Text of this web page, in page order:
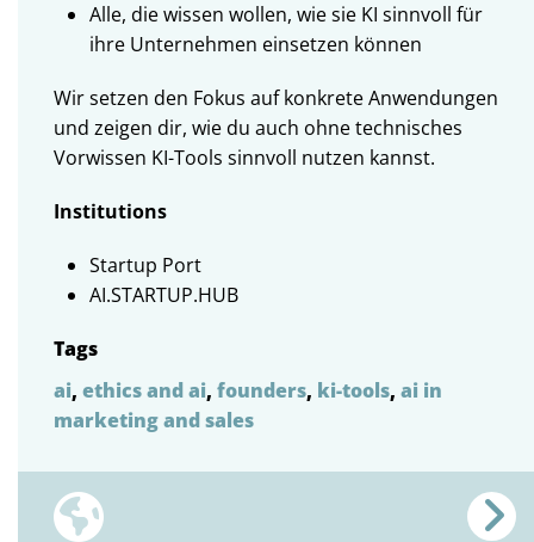
Alle, die wissen wollen, wie sie KI sinnvoll für
ihre Unternehmen einsetzen können
Wir setzen den Fokus auf konkrete Anwendungen
und zeigen dir, wie du auch ohne technisches
Vorwissen KI-Tools sinnvoll nutzen kannst.
Institutions
Startup Port
AI.STARTUP.HUB
Tags
ai, ethics and ai, founders, ki-tools, ai in
marketing and sales